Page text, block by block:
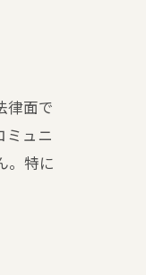
律面で
ミュニ
。特に